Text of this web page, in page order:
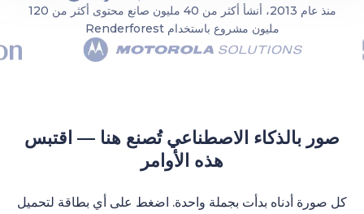
منذ عام 2013، أنشأ أكثر من 40 مليون صانع محتوى أكثر من 120
مليون مشروع باستخدام Renderforest
صور بالذكاء الاصطناعي تُصنع هنا — اقتبس
هذه الأوامر
كل صورة أدناه بدأت بجملة واحدة. اضغط على أي بطاقة لتحميل